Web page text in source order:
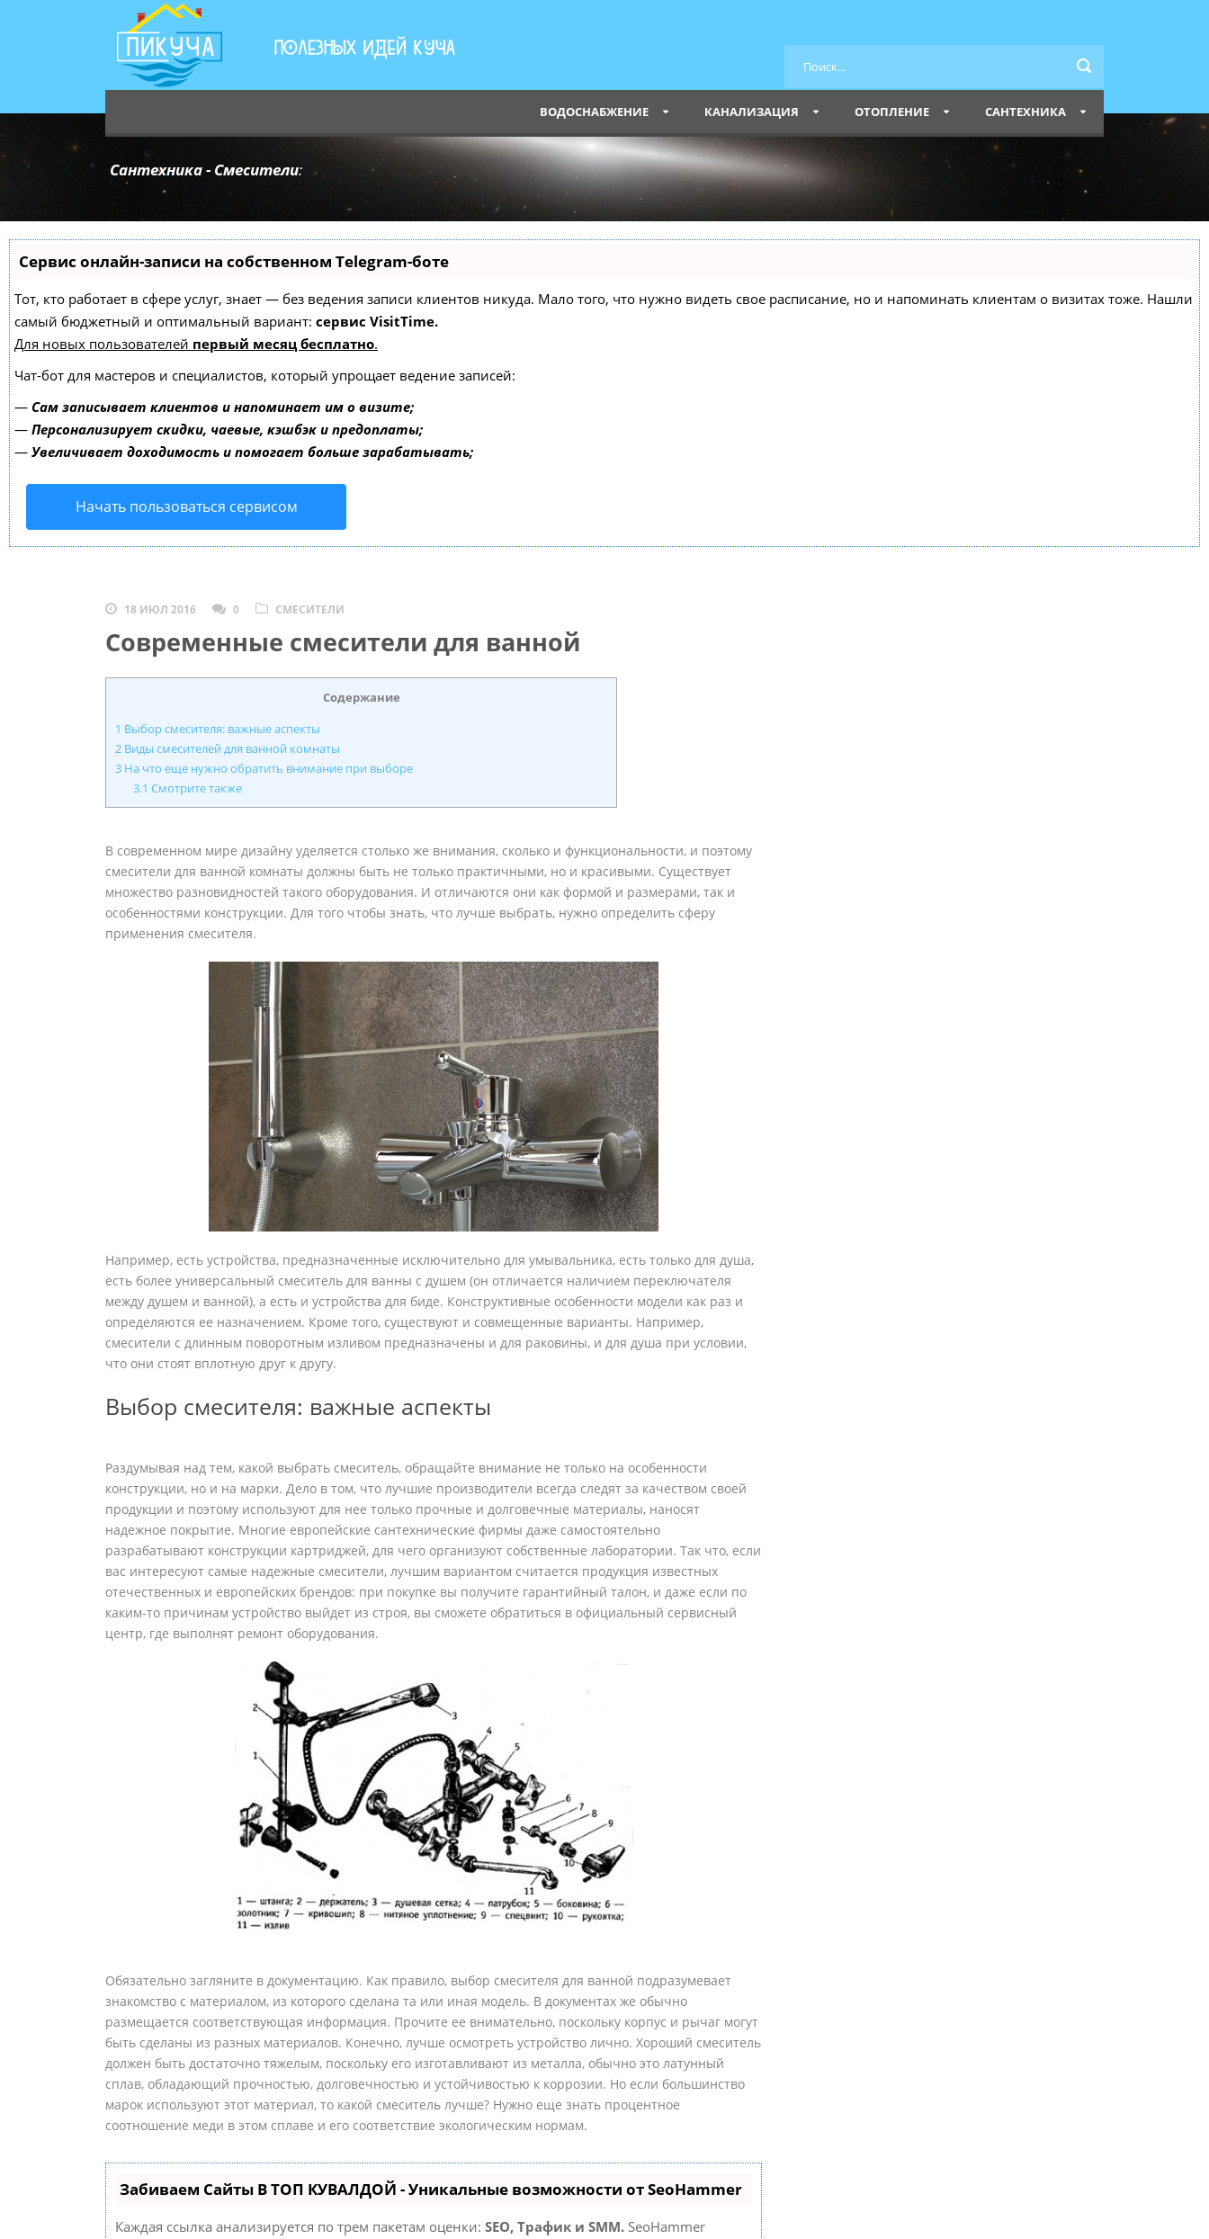
ВОДОСНАБЖЕНИЕ КАНАЛИЗАЦИЯ ОТОПЛЕНИЕ САНТЕХНИКА
Сантехника - Смесители:
Сервис онлайн-записи на собственном Telegram-боте
Тот, кто работает в сфере услуг, знает — без ведения записи клиентов никуда. Мало того, что нужно видеть свое расписание, но и напоминать клиентам о визитах тоже. Нашли
самый бюджетный и оптимальный вариант: сервис VisitTime.
Для новых пользователей первый месяц бесплатно.
Чат-бот для мастеров и специалистов, который упрощает ведение записей:
— Сам записывает клиентов и напоминает им о визите;
— Персонализирует скидки, чаевые, кэшбэк и предоплаты;
— Увеличивает доходимость и помогает больше зарабатывать;
Начать пользоваться сервисом
18 ИЮЛ 2016 0 СМЕСИТЕЛИ
Современные смесители для ванной
Содержание
1 Выбор смесителя: важные аспекты
2 Виды смесителей для ванной комнаты
3 На что еще нужно обратить внимание при выборе
3.1 Смотрите также
В современном мире дизайну уделяется столько же внимания, сколько и функциональности, и поэтому
смесители для ванной комнаты должны быть не только практичными, но и красивыми. Существует
множество разновидностей такого оборудования. И отличаются они как формой и размерами, так и
особенностями конструкции. Для того чтобы знать, что лучше выбрать, нужно определить сферу
применения смесителя.
Например, есть устройства, предназначенные исключительно для умывальника, есть только для душа,
есть более универсальный смеситель для ванны с душем (он отличается наличием переключателя
между душем и ванной), а есть и устройства для биде. Конструктивные особенности модели как раз и
определяются ее назначением. Кроме того, существуют и совмещенные варианты. Например,
смесители с длинным поворотным изливом предназначены и для раковины, и для душа при условии,
что они стоят вплотную друг к другу.
Выбор смесителя: важные аспекты
Раздумывая над тем, какой выбрать смеситель, обращайте внимание не только на особенности
конструкции, но и на марки. Дело в том, что лучшие производители всегда следят за качеством своей
продукции и поэтому используют для нее только прочные и долговечные материалы, наносят
надежное покрытие. Многие европейские сантехнические фирмы даже самостоятельно
разрабатывают конструкции картриджей, для чего организуют собственные лаборатории. Так что, если
вас интересуют самые надежные смесители, лучшим вариантом считается продукция известных
отечественных и европейских брендов: при покупке вы получите гарантийный талон, и даже если по
каким-то причинам устройство выйдет из строя, вы сможете обратиться в официальный сервисный
центр, где выполнят ремонт оборудования.
Обязательно загляните в документацию. Как правило, выбор смесителя для ванной подразумевает
знакомство с материалом, из которого сделана та или иная модель. В документах же обычно
размещается соответствующая информация. Прочите ее внимательно, поскольку корпус и рычаг могут
быть сделаны из разных материалов. Конечно, лучше осмотреть устройство лично. Хороший смеситель
должен быть достаточно тяжелым, поскольку его изготавливают из металла, обычно это латунный
сплав, обладающий прочностью, долговечностью и устойчивостью к коррозии. Но если большинство
марок используют этот материал, то какой смеситель лучше? Нужно еще знать процентное
соотношение меди в этом сплаве и его соответствие экологическим нормам.
Забиваем Сайты В ТОП КУВАЛДОЙ - Уникальные возможности от SeoHammer
Каждая ссылка анализируется по трем пакетам оценки: SEO, Трафик и SMM. SeoHammer